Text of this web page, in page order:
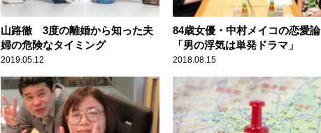
山路徹 3度の離婚から知った夫
婦の危険なタイミング
2019.05.12
84歳女優・中村メイコの恋愛論
「男の浮気は単発ドラマ」
2018.08.15